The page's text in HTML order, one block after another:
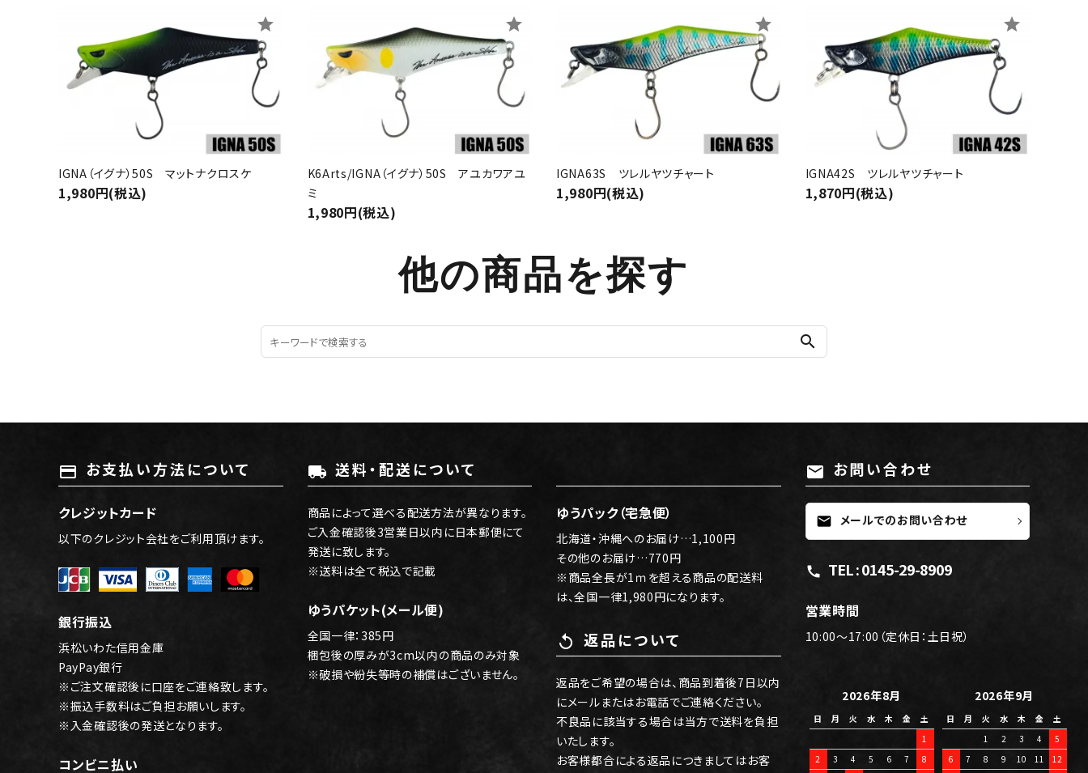
IGNA（イグナ）50S マットナクロスケ
1,980円(税込)
star
K6Arts/IGNA（イグナ）50S アユカワアユ
ミ
1,980円(税込)
star
IGNA63S ツレルヤツチャート
1,980円(税込)
star
IGNA42S ツレルヤツチャート
1,870円(税込)
star
他の商品を探す
search
payment お支払い方法について
クレジットカード
以下のクレジット会社をご利用頂けます。
銀行振込
浜松いわた信用金庫
PayPay銀行
※ご注文確認後に口座をご連絡致します。
※振込手数料はご負担お願いします。
※入金確認後の発送となります。
コンビニ払い
local_shipping 送料・配送について
商品によって選べる配送方法が異なります。
ご入金確認後3営業日以内に日本郵便にて
発送に致します。
※送料は全て税込で記載
ゆうパケット(メール便)
全国一律：385円
梱包後の厚みが3cm以内の商品のみ対象
※破損や紛失等時の補償はございません。
ゆうパック（宅急便）
北海道・沖縄へのお届け…1,100円
その他のお届け…770円
※商品全長が1ｍを超える商品の配送料
は、全国一律1,980円になります。
replay 返品について
返品をご希望の場合は、商品到着後7日以内
にメールまたはお電話でご連絡ください。
不良品に該当する場合は当方で送料を負担
いたします。
お客様都合による返品につきましてはお客
mail お問い合わせ
mail メールでのお問い合わせ
call TEL : 0145-29-8909
営業時間
10:00～17:00（定休日：土日祝）
2026年8月
日 月 火 水 木 金
土
1
2
3 4 5 6 7
8
2026年9月
日 月 火 水 木 金
土
1
2 3 4
5
6
7 8 9 10 11
12